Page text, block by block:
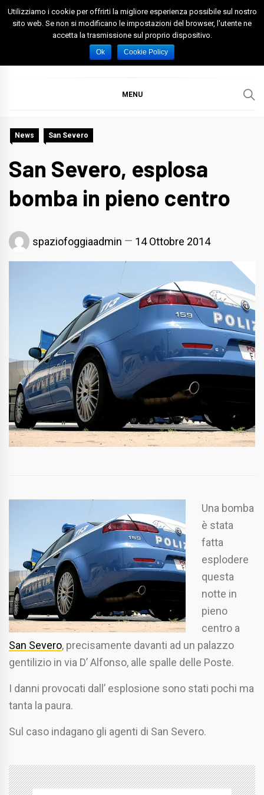
Skip
Spazio Foggia
Foggia News Calcio Eventi e Attività nella Capitanata
MENU
News San Severo
San Severo, esplosa
bomba in pieno centro
spaziofoggiaadmin 14 Ottobre 2014
Una bomba
è stata
fatta
esplodere
questa
notte in
pieno
centro a
San Severo, precisamente davanti ad un palazzo
gentilizio in via D’ Alfonso, alle spalle delle Poste.
I danni provocati dall’ esplosione sono stati pochi ma
tanta la paura.
Sul caso indagano gli agenti di San Severo.
Utilizziamo i cookie per offrirti la migliore esperienza possibile sul nostro
sito web. Se non si modificano le impostazioni del browser, l'utente ne
accetta la trasmissione sul proprio dispositivo.
Ok Cookie Policy